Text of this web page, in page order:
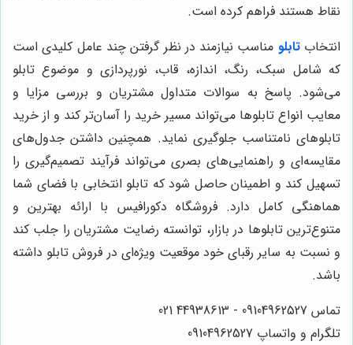
نقاط هستند فراهم کرده است.
انتخابتابلو مناسب نیازمند در نظر گرفتن چند عامل کلیدی است
که شامل سبک، رنگ، اندازه، قاب، نورپردازی و موضوع تابلو
می‌شود. پاسخ به سوالات متداول مشتریان و بررسی مزایا و
معایب انواع تابلوها می‌تواند مسیر خرید را آسان‌تر کند و از خرید
تابلوهای نامتناسب جلوگیری نماید. همچنین داشتن جدول‌های
مقایسه‌ای و راهنمایی‌های بصری می‌تواند فرآیند تصمیم‌گیری را
تسهیل کند و اطمینان حاصل شود که تابلو انتخابی با فضای شما
هماهنگی کامل دارد. فروشگاه دکورافیس با ارائه بهترین و
متنوع‌ترین تابلوها در بازار، توانسته رضایت مشتریان را جلب کند
و نسبت به سایر رقبای خود موقعیت ویژه‌ای در فروش تابلو داشته
باشد.
تماس 09104962527 - 44938613 021
تلگرام و واتساپ 09104962527